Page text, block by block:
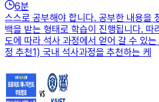
6분
스스로 공부해야 합니다. 공부한 내용을
백을 받는 형태로 학습이 진행됩니다. 따
도에 따라 석사 과정에서 얻어 갈 수 있
정 추천1) 국내 석사과정을 추천하는 케